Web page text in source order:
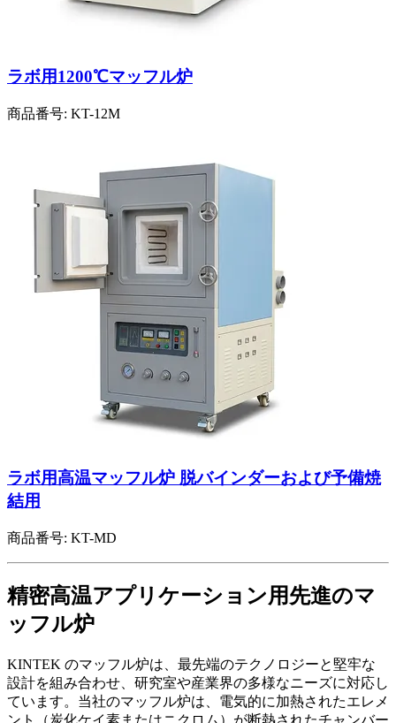
ラボ用1200℃マッフル炉
商品番号: KT-12M
ラボ用高温マッフル炉 脱バインダーおよび予備焼
結用
商品番号: KT-MD
精密高温アプリケーション用先進のマ
ッフル炉
KINTEK のマッフル炉は、最先端のテクノロジーと堅牢な
設計を組み合わせ、研究室や産業界の多様なニーズに対応し
ています。当社のマッフル炉は、電気的に加熱されたエレメ
ント（炭化ケイ素またはニクロム）が断熱されたチャンバー